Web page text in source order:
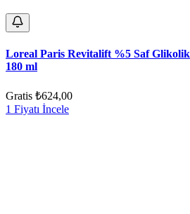
Loreal Paris Revitalift %5 Saf
180 ml
Gratis ₺624,00
1 Fiyatı İncele